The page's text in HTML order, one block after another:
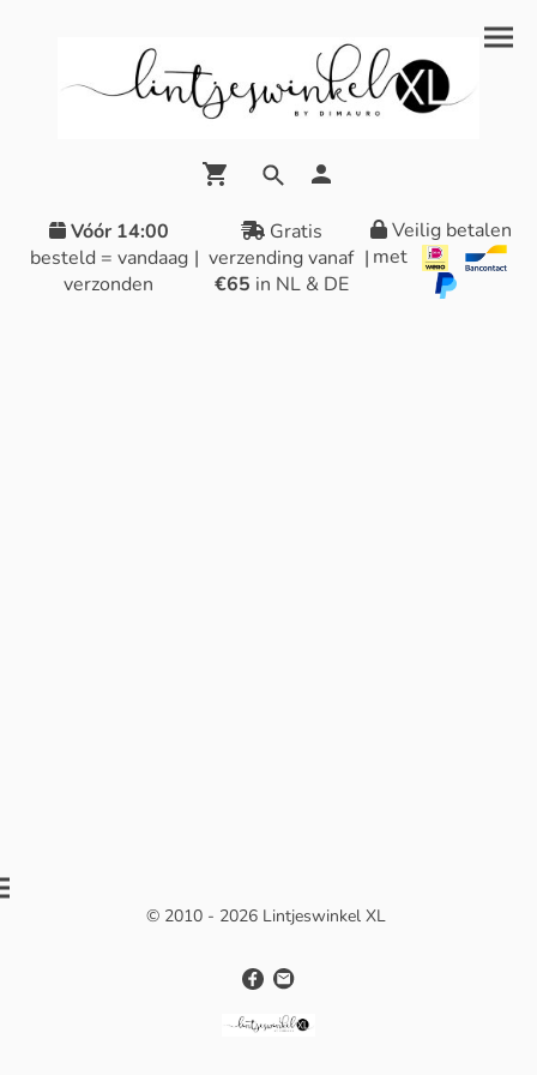
Vóór 14:00
besteld = vandaag
verzonden
|
Gratis
verzending vanaf
€65 in NL & DE
|
Veilig betalen
met
© 2010 - 2026 Lintjeswinkel XL